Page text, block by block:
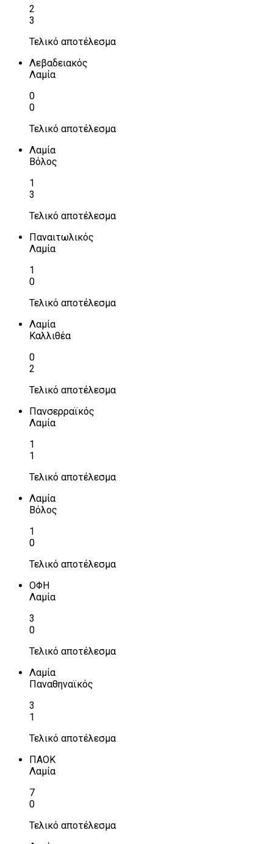
2
3
Τελικό αποτέλεσμα
Λεβαδειακός
Λαμία
0
0
Τελικό αποτέλεσμα
Λαμία
Βόλος
1
3
Τελικό αποτέλεσμα
Παναιτωλικός
Λαμία
1
0
Τελικό αποτέλεσμα
Λαμία
Καλλιθέα
0
2
Τελικό αποτέλεσμα
Πανσερραϊκός
Λαμία
1
1
Τελικό αποτέλεσμα
Λαμία
Βόλος
1
0
Τελικό αποτέλεσμα
ΟΦΗ
Λαμία
3
0
Τελικό αποτέλεσμα
Λαμία
Παναθηναϊκός
3
1
Τελικό αποτέλεσμα
ΠΑΟΚ
Λαμία
7
0
Τελικό αποτέλεσμα